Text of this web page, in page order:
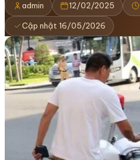
admin 12/02/2025
Cập nhật 16/05/2026